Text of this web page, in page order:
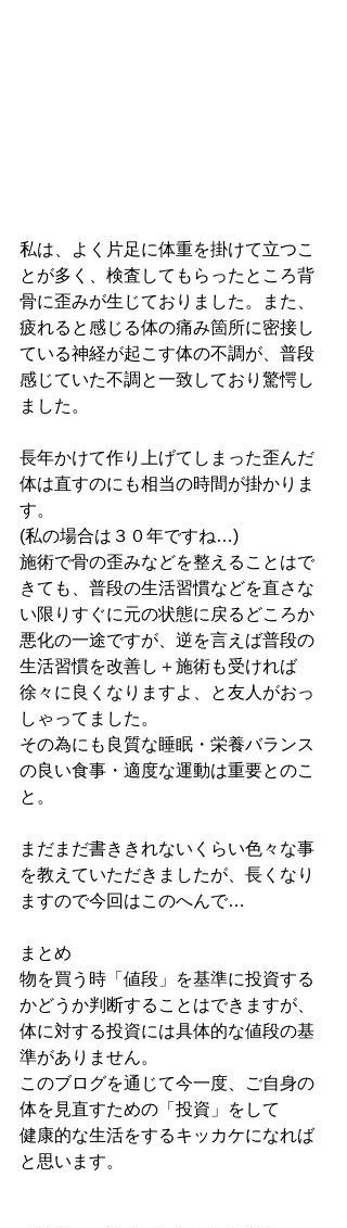
私は、よく片足に体重を掛けて立つこ
とが多く、検査してもらったところ背
骨に歪みが生じておりました。また、
疲れると感じる体の痛み箇所に密接し
ている神経が起こす体の不調が、普段
感じていた不調と一致しており驚愕し
ました。
長年かけて作り上げてしまった歪んだ
体は直すのにも相当の時間が掛かりま
す。
(私の場合は３０年ですね…)
施術で骨の歪みなどを整えることはで
きても、普段の生活習慣などを直さな
い限りすぐに元の状態に戻るどころか
悪化の一途ですが、逆を言えば普段の
生活習慣を改善し＋施術も受ければ
徐々に良くなりますよ、と友人がおっ
しゃってました。
その為にも良質な睡眠・栄養バランス
の良い食事・適度な運動は重要とのこ
と。
まだまだ書ききれないくらい色々な事
を教えていただきましたが、長くなり
ますので今回はこのへんで…
まとめ
物を買う時「値段」を基準に投資する
かどうか判断することはできますが、
体に対する投資には具体的な値段の基
準がありません。
このブログを通じて今一度、ご自身の
体を見直すための「投資」をして
健康的な生活をするキッカケになれば
と思います。